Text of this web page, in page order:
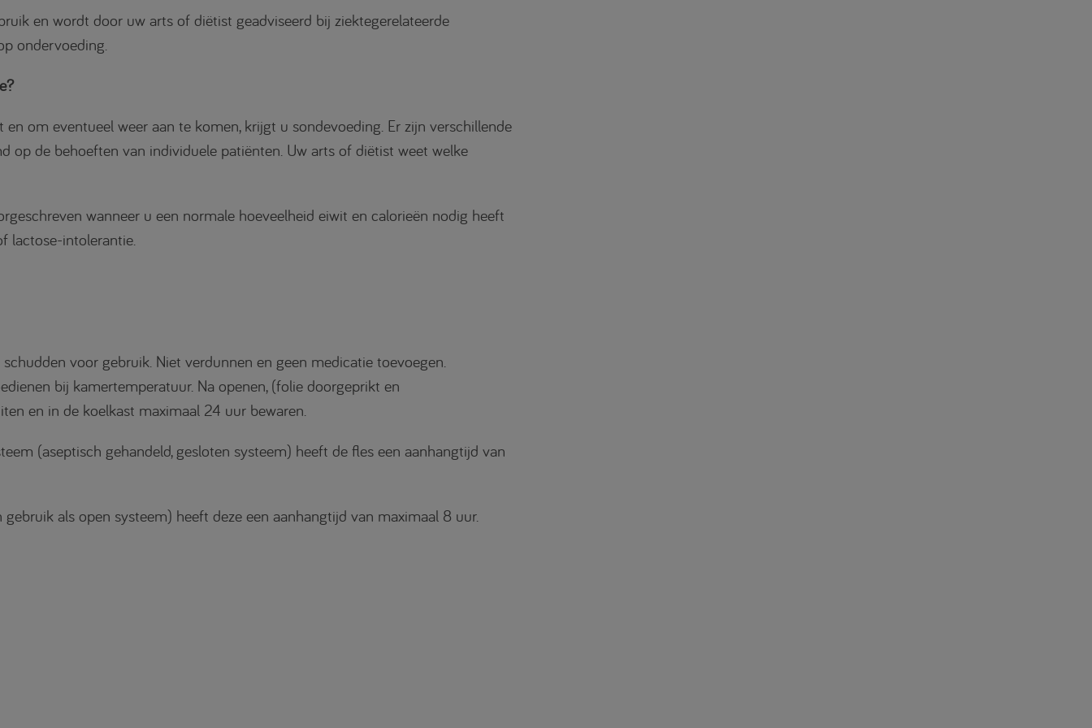
en wordt door uw arts of diëtist geadviseerd bij ziektegerelateerde
ondervoeding.
om eventueel weer aan te komen, krijgt u sondevoeding. Er zijn verschillende
op de behoeften van individuele patiënten. Uw arts of diëtist weet welke
wanneer u een normale hoeveelheid eiwit en calorieën nodig heeft
lactose-intolerantie.
voor gebruik. Niet verdunnen en geen medicatie toevoegen.
bij kamertemperatuur. Na openen, (folie doorgeprikt en
en in de koelkast maximaal 24 uur bewaren.
(aseptisch gehandeld, gesloten systeem) heeft de fles een aanhangtijd van
als open systeem) heeft deze een aanhangtijd van maximaal 8 uur.